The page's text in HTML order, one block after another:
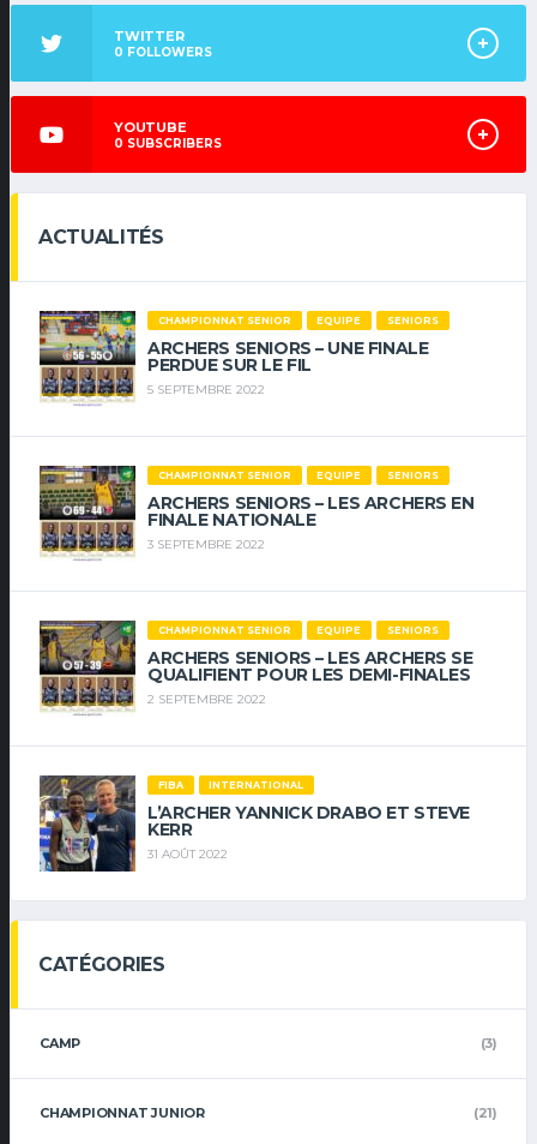
TWITTER
0 FOLLOWERS
YOUTUBE
0 SUBSCRIBERS
ACTUALITÉS
CHAMPIONNAT SENIOR EQUIPE SENIORS
ARCHERS SENIORS – UNE FINALE
PERDUE SUR LE FIL
5 SEPTEMBRE 2022
CHAMPIONNAT SENIOR EQUIPE SENIORS
ARCHERS SENIORS – LES ARCHERS EN
FINALE NATIONALE
3 SEPTEMBRE 2022
CHAMPIONNAT SENIOR EQUIPE SENIORS
ARCHERS SENIORS – LES ARCHERS SE
QUALIFIENT POUR LES DEMI-FINALES
2 SEPTEMBRE 2022
FIBA INTERNATIONAL
L’ARCHER YANNICK DRABO ET STEVE
KERR
31 AOÛT 2022
CATÉGORIES
CAMP (3)
CHAMPIONNAT JUNIOR (21)